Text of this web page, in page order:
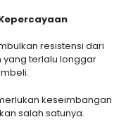
resistensi dari
terlalu longgar
keseimbangan
salah satunya.